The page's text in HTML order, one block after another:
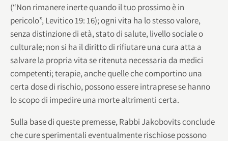
(“Non rimanere inerte quando il tuo prossimo è in
pericolo”, Levitico 19: 16); ogni vita ha lo stesso valore,
senza distinzione di età, stato di salute, livello sociale o
culturale; non si ha il diritto di rifiutare una cura atta a
salvare la propria vita se ritenuta necessaria da medici
competenti; terapie, anche quelle che comportino una
certa dose di rischio, possono essere intraprese se hanno
lo scopo di impedire una morte altrimenti certa.
Sulla base di queste premesse, Rabbi Jakobovits conclude
che cure sperimentali eventualmente rischiose possono